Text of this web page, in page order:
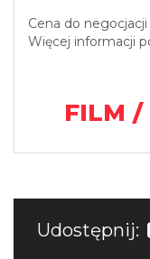
Cena do
Więcej informacji
FILM /
Udostępnij: